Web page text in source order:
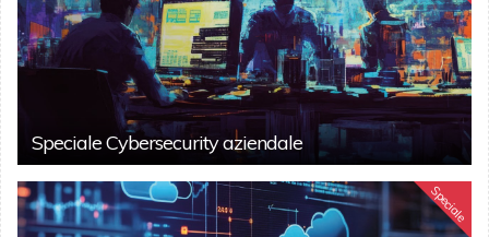
Speciale Cybersecurity aziendale
Speciale